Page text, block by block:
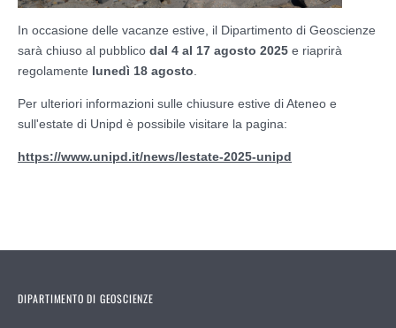
In occasione delle vacanze estive, il Dipartimento di Geoscienze
sarà chiuso al pubblico dal 4 al 17 agosto 2025 e riaprirà
regolamente lunedì 18 agosto
Per ulteriori informazioni sulle chiusure estive di Ateneo e
sull'estate di Unipd è possibile visitare la pagina:
https://www.unipd.it/news/lestate-2025-unipd
DIPARTIMENTO DI GEOSCIENZE